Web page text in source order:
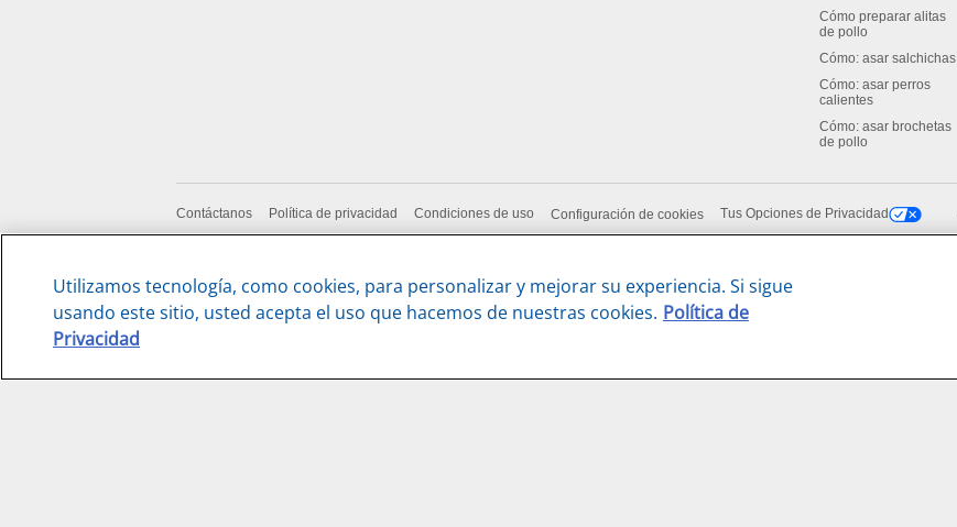
Cómo preparar alitas
de pollo
Cómo: asar salchichas
Cómo: asar perros
calientes
Cómo: asar brochetas
de pollo
Contáctanos Política de privacidad Condiciones de uso Configuración de cookies Tus Opciones de Privacidad
Utilizamos tecnología, como cookies, para personalizar y mejorar su experiencia. Si sigue
usando este sitio, usted acepta el uso que hacemos de nuestras cookies. Política de
Privacidad